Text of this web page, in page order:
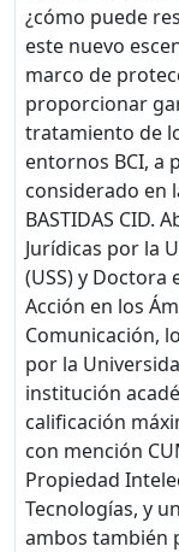
¿cómo puede
este nuevo
marco de
proporcionar
tratamiento de
entornos BCI, a
considerado en
BASTIDAS CID.
Jurídicas por la
(USS) y Doctora
Acción en los
Comunicación,
por la
institución
calificación
con mención
Propiedad
Tecnologías, y
ambos también